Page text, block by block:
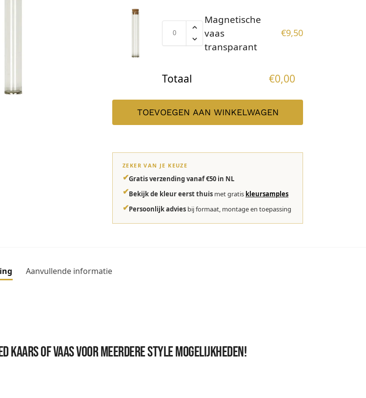
Magnetische
vaas
transparant
€9,50
Totaal €0,00
TOEVOEGEN AAN WINKELWAGEN
ZEKER VAN JE KEUZE
✔Gratis verzending vanaf €50 in NL
✔Bekijk de kleur eerst thuis met gratis kleursamples
✔Persoonlijk advies bij formaat, montage en toepassing
Aanvullende informatie
kaars of vaas voor meerdere style mogelijkheden!